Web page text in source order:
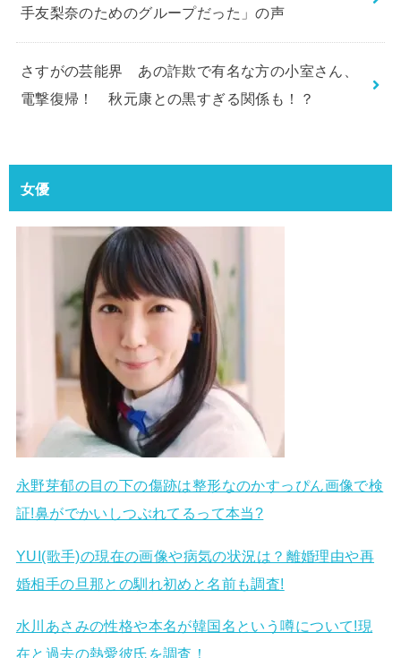
手友梨奈のためのグループだった」の声
さすがの芸能界 あの詐欺で有名な方の小室さん、
電撃復帰！ 秋元康との黒すぎる関係も！？
女優
永野芽郁の目の下の傷跡は整形なのかすっぴん画像で検
証!鼻がでかいしつぶれてるって本当?
YUI(歌手)の現在の画像や病気の状況は？離婚理由や再
婚相手の旦那との馴れ初めと名前も調査!
水川あさみの性格や本名が韓国名という噂について!現
在と過去の熱愛彼氏を調査！